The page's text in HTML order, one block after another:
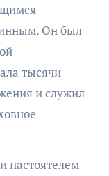
Он был
тысячи
и служил
настоятелем